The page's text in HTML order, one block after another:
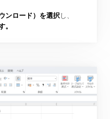
ンロード）を選択 し、
。